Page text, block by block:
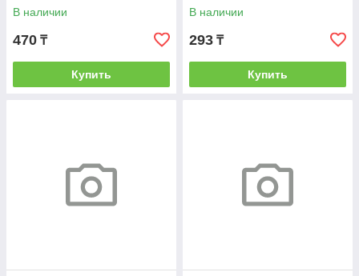
В наличии
470 ₸
Купить
В наличии
293 ₸
Купить